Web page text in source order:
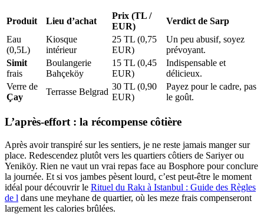
Produit Lieu d’achat
Prix (TL /
EUR)
Verdict de Sarp
Eau
(0,5L)
Kiosque
intérieur
25 TL (0,75
EUR)
Un peu abusif, soyez
prévoyant.
Simit
frais
Boulangerie
Bahçeköy
15 TL (0,45
EUR)
Indispensable et
délicieux.
Verre de
Çay
Terrasse Belgrad
30 TL (0,90
EUR)
Payez pour le cadre, pas
le goût.
L’après-effort : la récompense côtière
Après avoir transpiré sur les sentiers, je ne reste jamais manger sur
place. Redescendez plutôt vers les quartiers côtiers de Sariyer ou
Yeniköy. Rien ne vaut un vrai repas face au Bosphore pour conclure
la journée. Et si vos jambes pèsent lourd, c’est peut-être le moment
idéal pour découvrir le Rituel du Rakı à Istanbul : Guide des Règles
de l dans une meyhane de quartier, où les meze frais compenseront
largement les calories brûlées.